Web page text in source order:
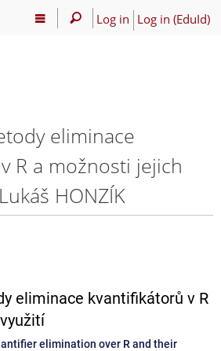
Log in Log in (EduId)
eliminace
R a možnosti jejich
HONZÍK
eliminace kvantifikátorů v R
elimination over R and their